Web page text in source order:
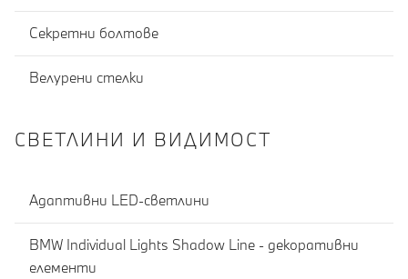
Секретни болтове
Велурени стелки
СВЕТЛИНИ И ВИДИМОСТ
Адаптивни LED-светлини
BMW Individual Lights Shadow Line - декоративни
елементи